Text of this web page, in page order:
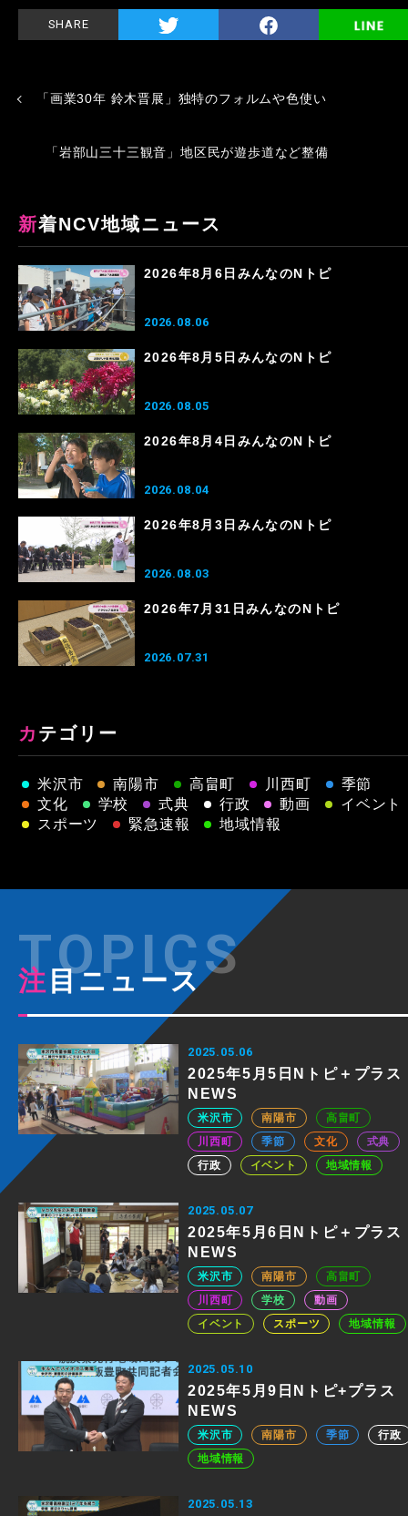
SHARE
「画業30年 鈴木晋展」独特のフォルムや色使い
「岩部山三十三観音」地区民が遊歩道など整備
新着NCV地域ニュース
2026年8月6日みんなのNトピ
2026.08.06
2026年8月5日みんなのNトピ
2026.08.05
2026年8月4日みんなのNトピ
2026.08.04
2026年8月3日みんなのNトピ
2026.08.03
2026年7月31日みんなのNトピ
2026.07.31
カテゴリー
米沢市 南陽市 高畠町 川西町
季節
文化
学校 式典 行政 動画
イベント
スポーツ
緊急速報 地域情報
注目ニュース
2025.05.06
2025年5月5日Nトピ＋プラス
NEWS
米沢市 南陽市
高畠町
川西町
季節 文化
式典
行政
イベント 地域情報
2025.05.07
2025年5月6日Nトピ＋プラス
NEWS
米沢市 南陽市
高畠町
川西町
学校
動画
イベント
スポーツ 地域情報
2025.05.10
2025年5月9日Nトピ+プラス
NEWS
米沢市 南陽市 季節
行政
地域情報
2025.05.13